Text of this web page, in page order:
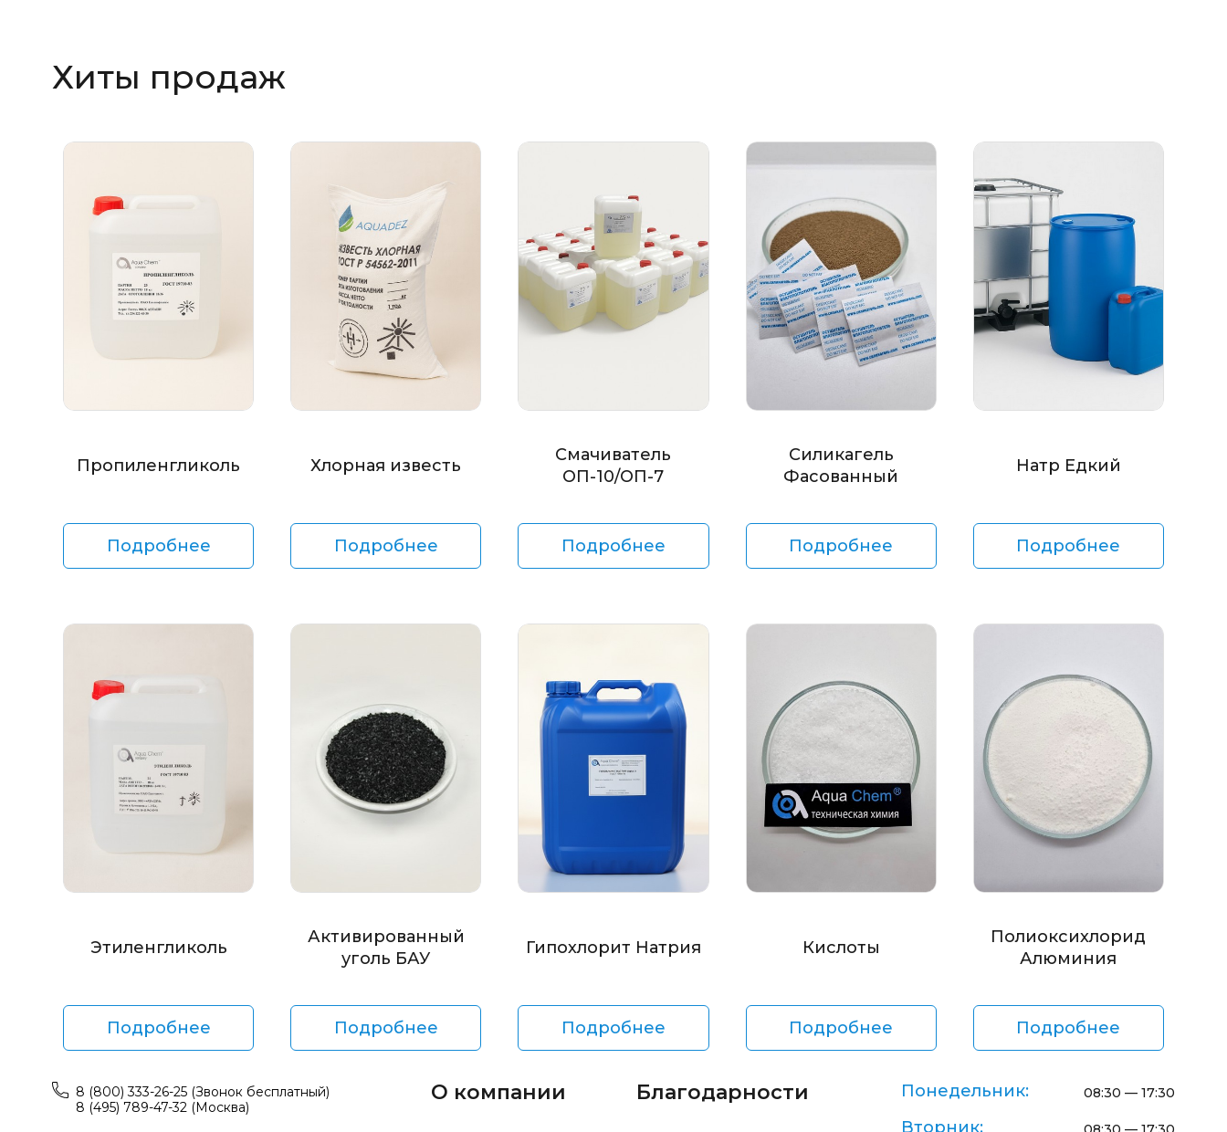
Хиты продаж
Пропиленгликоль
Подробнее
Хлорная известь
Подробнее
Смачиватель
ОП-10/ОП-7
Подробнее
Силикагель
Фасованный
Подробнее
Натр Едкий
Подробнее
Этиленгликоль
Подробнее
Активированный
уголь БАУ
Подробнее
Гипохлорит Натрия
Подробнее
Кислоты
Подробнее
Полиоксихлорид
Алюминия
Подробнее
8 (800) 333-26-25 (Звонок бесплатный)
8 (495) 789-47-32 (Москва)
О компании Благодарности Понедельник: 08:30 — 17:30
Вторник: